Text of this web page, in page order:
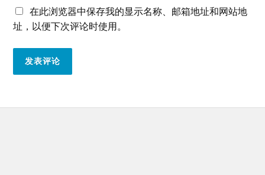
在此浏览器中保存我的显示名称、邮箱地址和网站地
址，以便下次评论时使用。